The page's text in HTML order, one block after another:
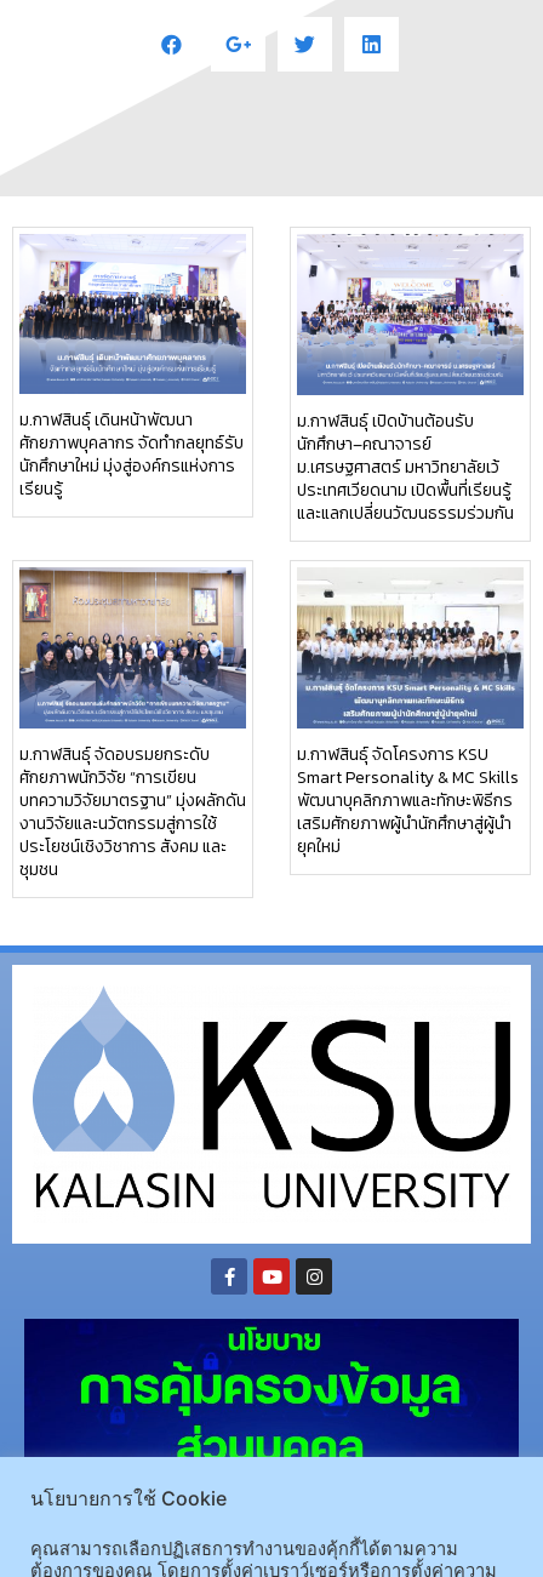
ม.กาฬสินธุ์ เดินหน้าพัฒนา
ศักยภาพบุคลากร จัดทำกลยุทธ์รับ
นักศึกษาใหม่ มุ่งสู่องค์กรแห่งการ
เรียนรู้
ม.กาฬสินธุ์ เปิดบ้านต้อนรับ
นักศึกษา–คณาจารย์
ม.เศรษฐศาสตร์ มหาวิทยาลัยเว้
ประเทศเวียดนาม เปิดพื้นที่เรียนรู้
และแลกเปลี่ยนวัฒนธรรมร่วมกัน
ม.กาฬสินธุ์ จัดอบรมยกระดับ
ศักยภาพนักวิจัย “การเขียน
บทความวิจัยมาตรฐาน” มุ่งผลักดัน
งานวิจัยและนวัตกรรมสู่การใช้
ประโยชน์เชิงวิชาการ สังคม และ
ชุมชน
ม.กาฬสินธุ์ จัดโครงการ KSU
Smart Personality & MC Skills
พัฒนาบุคลิกภาพและทักษะพิธีกร
เสริมศักยภาพผู้นำนักศึกษาสู่ผู้นำ
ยุคใหม่
(อ.นามน)13 หมู่ 14 ต.สงเปลือย อ.นามน จ.กาฬสินธุ์ 46230โทรศัพท์ : 043-602-055 โทรสาร :
043-602-044
นโยบายการใช้ Cookie
คุณสามารถเลือกปฏิเสธการทำงานของคุ้กกี้ได้ตามความ
ต้องการของคุณ โดยการตั้งค่าเบราว์เซอร์หรือการตั้งค่าความ